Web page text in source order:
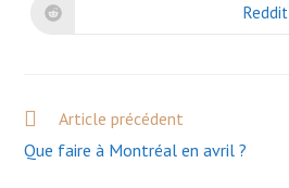
Opens
Reddit
Read
articles
Article précédent
Que faire à Montréal en avril ?